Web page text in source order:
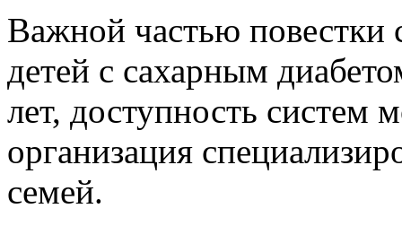
Важной частью повестки
детей с сахарным
лет, доступность систем
организация
семей.